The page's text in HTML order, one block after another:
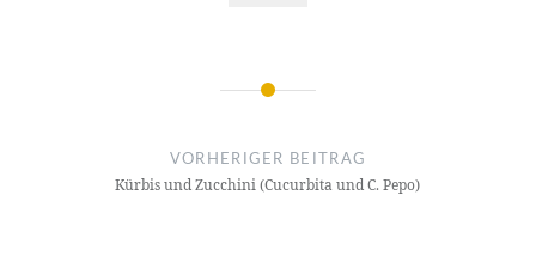
Beitragsnavigation
VORHERIGER BEITRAG
Kürbis und Zucchini (Cucurbita und C. Pepo)